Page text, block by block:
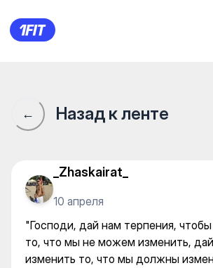
СФЕРА студия
← Назад к ленте
_Zhaskairat_
10 апреля
"Господи, дай нам терпения,
то, что мы не можем изменить,
изменить то, что мы должны